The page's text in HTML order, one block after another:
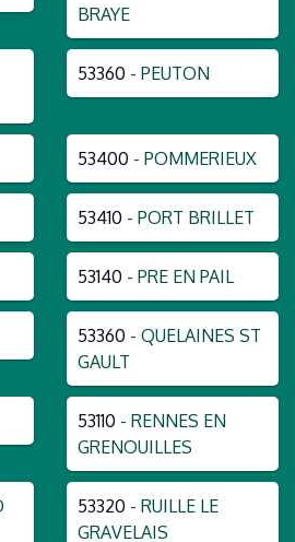
BRAYE
53360 - PEUTON
53400 - POMMERIEUX
53410 - PORT BRILLET
53140 - PRE EN PAIL
53360 - QUELAINES ST
GAULT
53110 - RENNES EN
GRENOUILLES
53320 - RUILLE LE
GRAVELAIS